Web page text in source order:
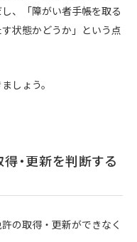
、「障がい者手帳を取る
状態かどうか」という点
しょう。
・更新を判断する
の取得・更新ができなく